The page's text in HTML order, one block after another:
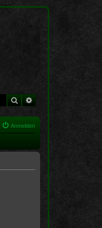
Suche Erweiterte Suche
Anmelden